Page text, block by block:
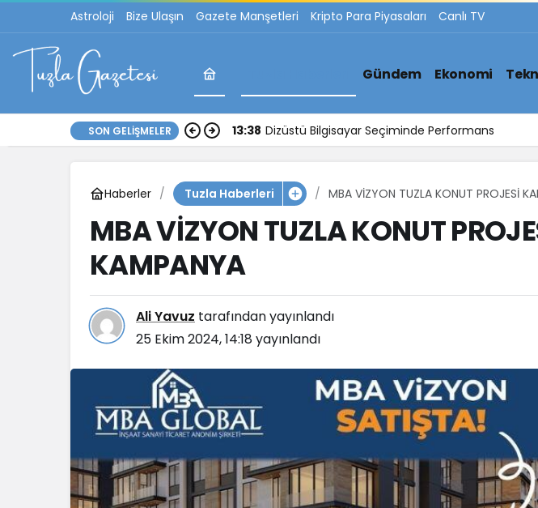
Astroloji Bize Ulaşın Gazete Manşetleri Kripto Para Piyasaları Canlı TV
Gündem Ekonomi
SON GELIŞMELER 13:38 Dizüstü Bilgisayar Seçiminde Performans
Haberler Tuzla Haberleri MBA VİZYON TUZLA KONUT PROJESİ
MBA VİZYON TUZLA KONUT
KAMPANYA
Ali Yavuz tarafından yayınlandı
25 Ekim 2024, 14:18 yayınlandı
Blog
Dizüstü Bilgisayar
Seçiminde Performans